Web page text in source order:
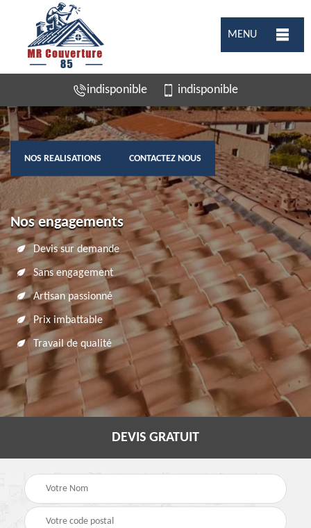
MENU
indisponible indisponible
NOS REALISATIONS CONTACTEZ NOUS
Nos engagements
Devis sur demande
Sans engagement
Artisan passionné
Prix imbattable
Travail de qualité
DEVIS GRATUIT